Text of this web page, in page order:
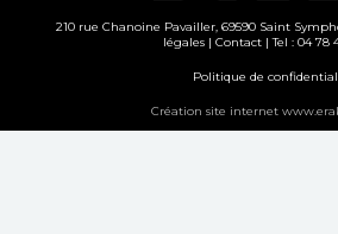
210 rue Chanoine Pavailler, 69590 Saint
légales| Contact| Tel : 04 78
Politique de
Création site internet